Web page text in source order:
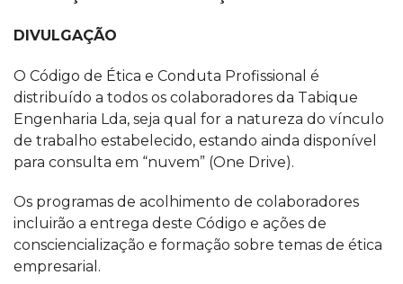
DIVULGAÇÃO
O Código de Ética e Conduta Profissional é
distribuído a todos os colaboradores da Tabique
Engenharia Lda, seja qual for a natureza do vínculo
de trabalho estabelecido, estando ainda disponível
para consulta em “nuvem” (One Drive).
Os programas de acolhimento de colaboradores
incluirão a entrega deste Código e ações de
consciencialização e formação sobre temas de ética
empresarial.